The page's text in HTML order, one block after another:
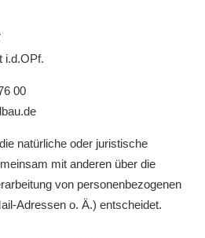
i.d.OPf.
00
natürliche oder juristische
mit anderen über die
von personenbezogenen
Adressen o. Ä.) entscheidet.